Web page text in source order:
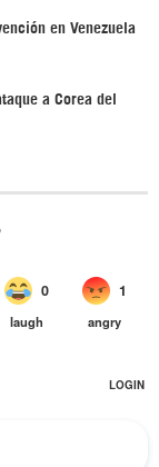
en Venezuela
a Corea del